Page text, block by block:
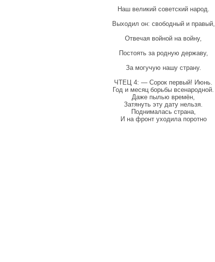
Наш великий советский народ.
Выходил он: свободный и правый,
Отвечая войной на войну,
Постоять за родную державу,
За могучую нашу страну.
ЧТЕЦ 4: — Сорок первый! Июнь.
Год и месяц борьбы всенародной.
Даже пылью времён,
Затянуть эту дату нельзя.
Поднималась страна,
И на фронт уходила поротно